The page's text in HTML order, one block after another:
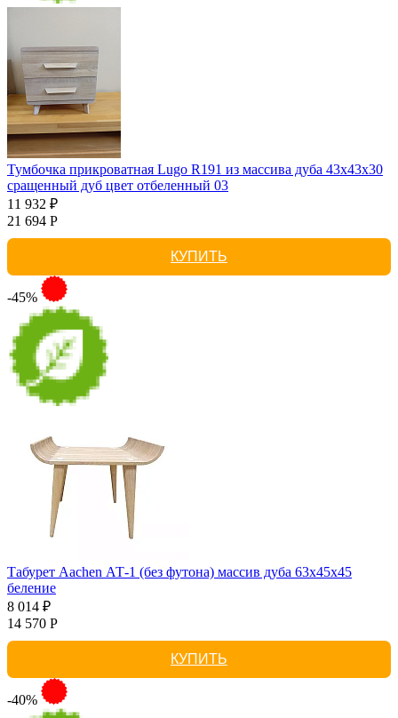
Тумбочка прикроватная Lugo R191 из массива дуба 43х43х30
сращенный дуб цвет отбеленный 03
11 932 ₽
21 694 Р
КУПИТЬ
-45%
Табурет Aachen АТ-1 (без футона) массив дуба 63х45х45
беление
8 014 ₽
14 570 Р
КУПИТЬ
-40%